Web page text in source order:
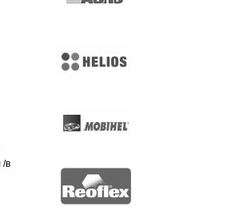
/в